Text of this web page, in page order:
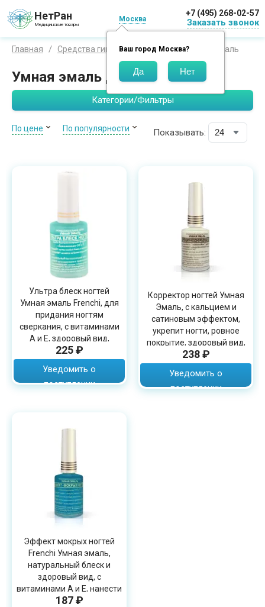
НетРан
Медицинские товары
Москва
Ваш город Москва?
+7 (495) 268-02-57
Заказать звонок
Главная Средства гигиены Бренды Умная эмаль
Умная эмаль для ногтей
Категории/Фильтры
По цене По популярности Показывать:
Ультра блеск ногтей
Умная эмаль Frenchi, для
придания ногтям
сверкания, с витаминами
А и Е, здоровый вид,
объем 11мл
225 ₽
Уведомить о
поступлении
Корректор ногтей Умная
Эмаль, с кальцием и
сатиновым эффектом,
укрепит ногти, ровное
покрытие, здоровый вид,
объем 15мл
238 ₽
Уведомить о
поступлении
Эффект мокрых ногтей
Frenchi Умная эмаль,
натуральный блеск и
здоровый вид, с
витаминами А и Е, нанести
2 слоя, 15мл
187 ₽